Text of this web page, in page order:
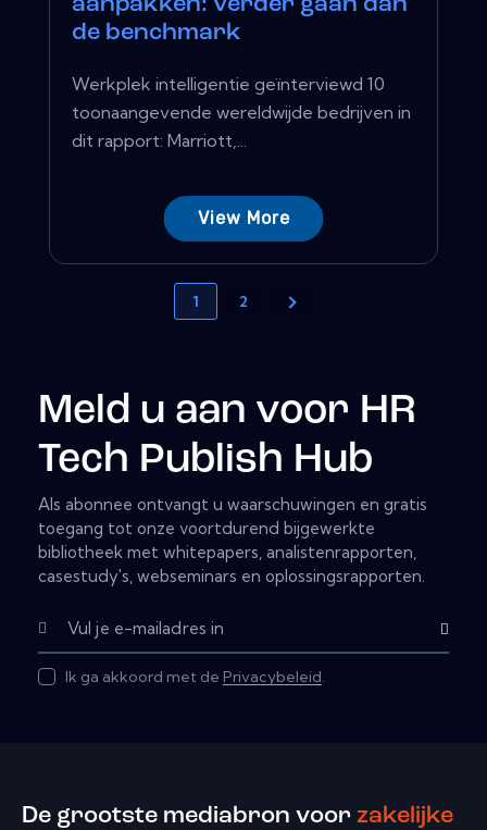
de benchmark
Werkplek intelligentie geïnterviewd 10
toonaangevende wereldwijde bedrijven in
dit rapport: Marriott,...
View More
1 2
Meld u aan voor HR
Tech Publish Hub
Als abonnee ontvangt u waarschuwingen en gratis
toegang tot onze voortdurend bijgewerkte
bibliotheek met whitepapers, analistenrapporten,
casestudy's, webseminars en oplossingsrapporten.
Subscribe
Ik ga akkoord met de Privacybeleid.
De grootste mediabron voor zakelijke